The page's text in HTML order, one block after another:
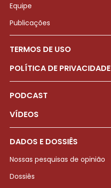
Equipe
Publicações
TERMOS DE USO
POLÍTICA DE PRIVACIDADE
PODCAST
VÍDEOS
DADOS E DOSSIÊS
Nossas pesquisas de opinião
Dossiês